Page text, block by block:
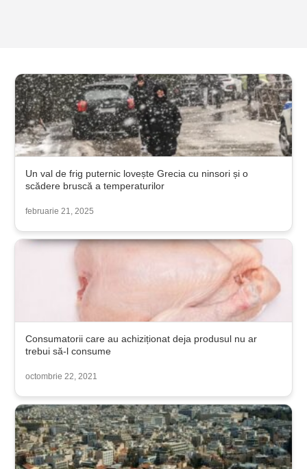
Un val de frig puternic lovește Grecia cu ninsori și o
scădere bruscă a temperaturilor
februarie 21, 2025
Consumatorii care au achiziționat deja produsul nu ar
trebui să-l consume
octombrie 22, 2021